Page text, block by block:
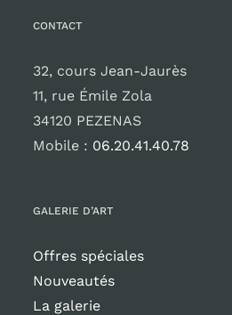
CONTACT
32, cours Jean-Jaurès
11, rue Émile Zola
34120 PEZENAS
Mobile : 06.20.41.40.78
GALERIE D’ART
Offres spéciales
Nouveautés
La galerie